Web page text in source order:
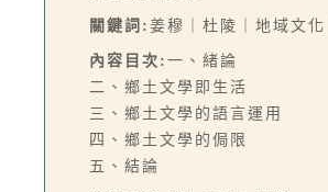
關鍵詞: 姜穆｜杜陵｜地域文
內容目次: 一、緒論
二、鄉土文學即生活
三、鄉土文學的語言運用
四、鄉土文學的侷限
五、結論